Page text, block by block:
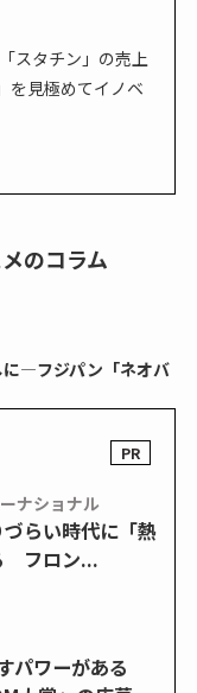
スタチン」の売上
見極めてイノベ
のコラム
―フジパン「ネオバ
ナショナル
らい時代に「熱
フロン...
パワーがある